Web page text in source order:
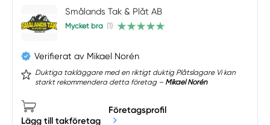
Smålands Tak & Plåt AB
Mycket bra (1)
Verifierat av Mikael Norén
Duktiga takläggare med en riktigt duktig Plåtslagare Vi kan
starkt rekommendera detta företag – Mikael Norén
Lägg till takföretag
Företagsprofil